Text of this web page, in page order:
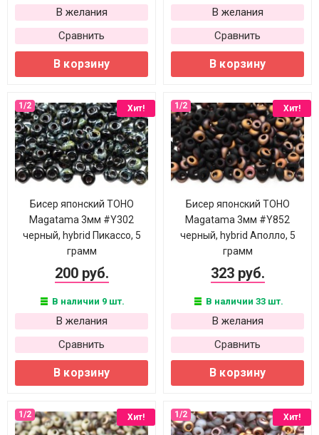
В желания
Сравнить
В корзину
В желания
Сравнить
В корзину
Хит!
Бисер японский TOHO
Magatama 3мм #Y302
черный, hybrid Пикассо, 5
грамм
200 руб.
В наличии 9 шт.
В желания
Сравнить
В корзину
Хит!
Бисер японский TOHO
Magatama 3мм #Y852
черный, hybrid Аполло, 5
грамм
323 руб.
В наличии 33 шт.
В желания
Сравнить
В корзину
Хит! Хит!